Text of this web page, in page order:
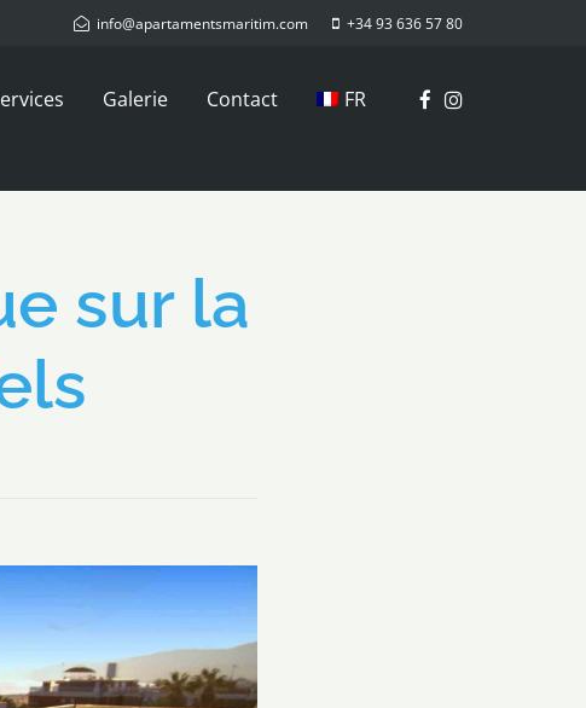
info@apartamentsmaritim.com +34 93 636 57 80
Galerie Contact FR
sur la